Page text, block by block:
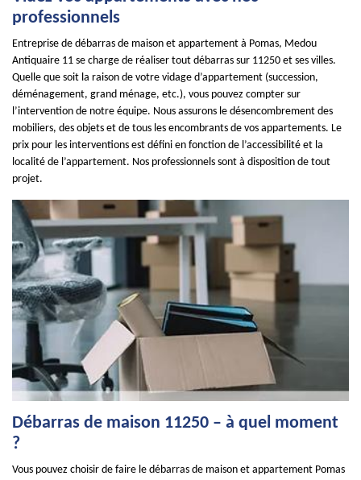
professionnels
Entreprise de débarras de maison et appartement à Pomas, Medou
Antiquaire 11 se charge de réaliser tout débarras sur 11250 et ses villes.
Quelle que soit la raison de votre vidage d’appartement (succession,
déménagement, grand ménage, etc.), vous pouvez compter sur
l’intervention de notre équipe. Nous assurons le désencombrement des
mobiliers, des objets et de tous les encombrants de vos appartements. Le
prix pour les interventions est défini en fonction de l’accessibilité et la
localité de l’appartement. Nos professionnels sont à disposition de tout
projet.
Débarras de maison 11250 – à quel moment
?
Vous pouvez choisir de faire le débarras de maison et appartement Pomas